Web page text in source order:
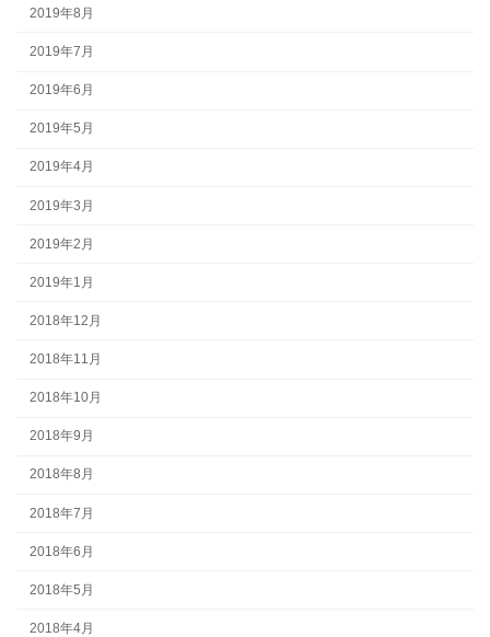
2019年8月
2019年7月
2019年6月
2019年5月
2019年4月
2019年3月
2019年2月
2019年1月
2018年12月
2018年11月
2018年10月
2018年9月
2018年8月
2018年7月
2018年6月
2018年5月
2018年4月